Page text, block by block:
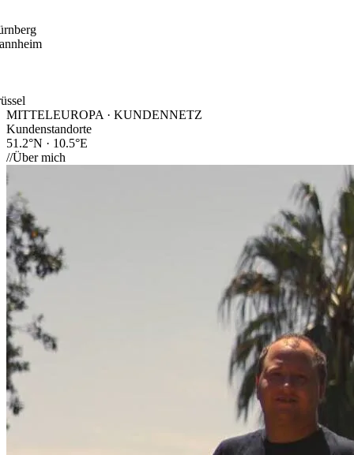
MITTELEUROPA · KUNDENNETZ
Kundenstandorte
51.2°N · 10.5°E
//Über mich